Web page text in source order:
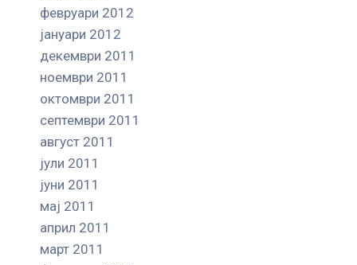
февруари 2012
јануари 2012
декември 2011
ноември 2011
октомври 2011
септември 2011
август 2011
јули 2011
јуни 2011
мај 2011
април 2011
март 2011